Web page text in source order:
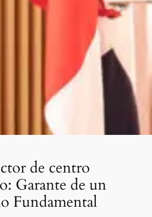
de centro
Garante de un
Fundamental